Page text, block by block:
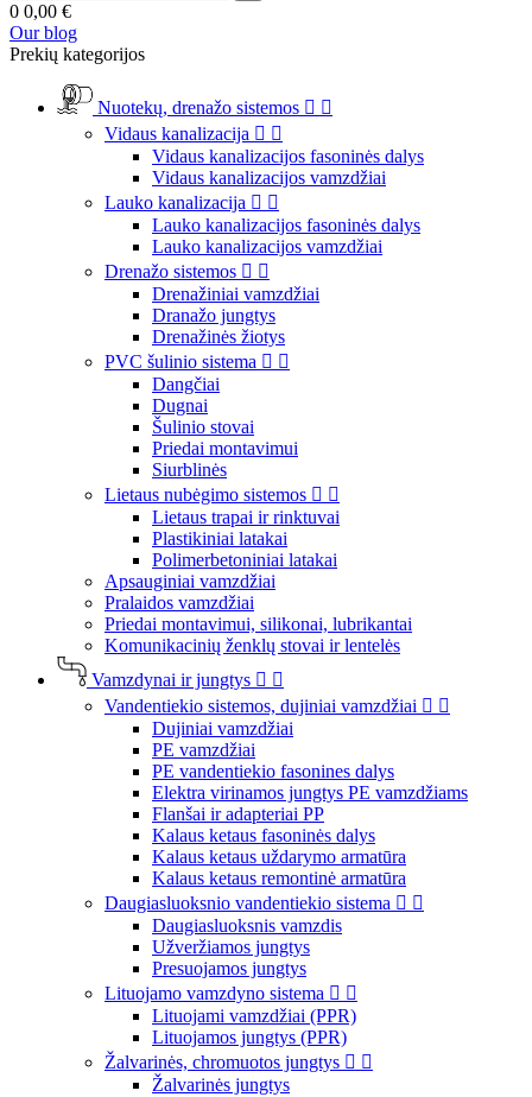
0 0,00 €
Our blog
Prekių kategorijos
Nuotekų, drenažo sistemos  
Vidaus kanalizacija  
Vidaus kanalizacijos fasoninės dalys
Vidaus kanalizacijos vamzdžiai
Lauko kanalizacija  
Lauko kanalizacijos fasoninės dalys
Lauko kanalizacijos vamzdžiai
Drenažo sistemos  
Drenažiniai vamzdžiai
Dranažo jungtys
Drenažinės žiotys
PVC šulinio sistema  
Dangčiai
Dugnai
Šulinio stovai
Priedai montavimui
Siurblinės
Lietaus nubėgimo sistemos  
Lietaus trapai ir rinktuvai
Plastikiniai latakai
Polimerbetoniniai latakai
Apsauginiai vamzdžiai
Pralaidos vamzdžiai
Priedai montavimui, silikonai, lubrikantai
Komunikacinių ženklų stovai ir lentelės
Vamzdynai ir jungtys  
Vandentiekio sistemos, dujiniai vamzdžiai  
Dujiniai vamzdžiai
PE vamzdžiai
PE vandentiekio fasonines dalys
Elektra virinamos jungtys PE vamzdžiams
Flanšai ir adapteriai PP
Kalaus ketaus fasoninės dalys
Kalaus ketaus uždarymo armatūra
Kalaus ketaus remontinė armatūra
Daugiasluoksnio vandentiekio sistema  
Daugiasluoksnis vamzdis
Užveržiamos jungtys
Presuojamos jungtys
Lituojamo vamzdyno sistema  
Lituojami vamzdžiai (PPR)
Lituojamos jungtys (PPR)
Žalvarinės, chromuotos jungtys  
Žalvarinės jungtys